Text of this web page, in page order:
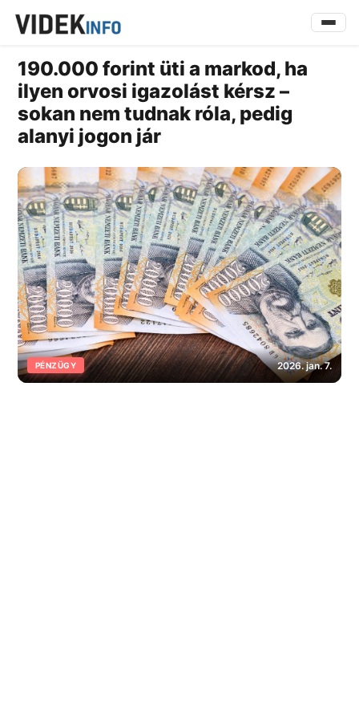
190.000 forint üti a markod, ha
ilyen orvosi igazolást kérsz –
sokan nem tudnak róla, pedig
alanyi jogon jár
PÉNZÜGY 2026. jan. 7.